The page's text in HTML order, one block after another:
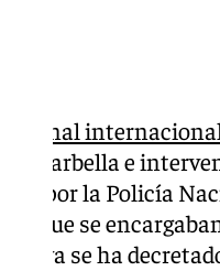
criminal
Marbella e
por la Policía
que se
ya se ha